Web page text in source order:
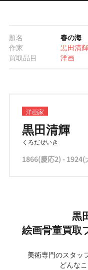
題名
春の海
作家
黒田清輝
買取品目
洋画
洋画家
黒田清輝
くろだせいき
1866(慶応2) - 1924(
黒
絵画骨董買取
美術専門のスタッ
どんな